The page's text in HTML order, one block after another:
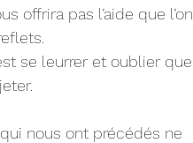
offrira pas l’aide que l’on
se leurrer et oublier que
nous ont précédés ne